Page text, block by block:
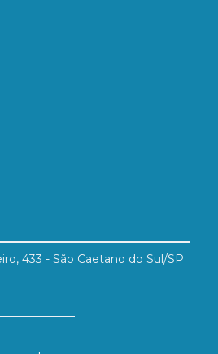
433 - São Caetano do Sul/SP